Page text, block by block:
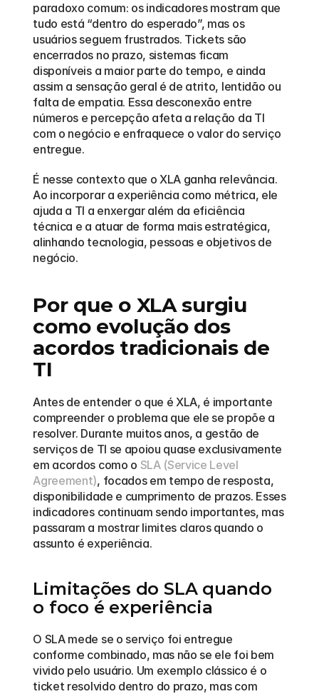
paradoxo comum: os indicadores mostram que
tudo está “dentro do esperado”, mas os
usuários seguem frustrados. Tickets são
encerrados no prazo, sistemas ficam
disponíveis a maior parte do tempo, e ainda
assim a sensação geral é de atrito, lentidão ou
falta de empatia. Essa desconexão entre
números e percepção afeta a relação da TI
com o negócio e enfraquece o valor do serviço
entregue.
É nesse contexto que o XLA ganha relevância.
Ao incorporar a experiência como métrica, ele
ajuda a TI a enxergar além da eficiência
técnica e a atuar de forma mais estratégica,
alinhando tecnologia, pessoas e objetivos de
negócio.
Por que o XLA surgiu
como evolução dos
acordos tradicionais de
TI
Antes de entender o que é XLA, é importante
compreender o problema que ele se propõe a
resolver. Durante muitos anos, a gestão de
serviços de TI se apoiou quase exclusivamente
em acordos como o SLA (Service Level
Agreement), focados em tempo de resposta,
disponibilidade e cumprimento de prazos. Esses
indicadores continuam sendo importantes, mas
passaram a mostrar limites claros quando o
assunto é experiência.
Limitações do SLA quando
o foco é experiência
O SLA mede se o serviço foi entregue
conforme combinado, mas não se ele foi bem
vivido pelo usuário. Um exemplo clássico é o
ticket resolvido dentro do prazo, mas com